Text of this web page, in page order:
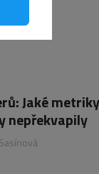
Jaké
nepřekvapily